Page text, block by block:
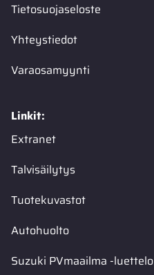
Tietosuojaseloste
Yhteystiedot
Varaosamyynti
Linkit:
Extranet
Talvisäilytys
Tuotekuvastot
Autohuolto
Suzuki PVmaailma -luettelo